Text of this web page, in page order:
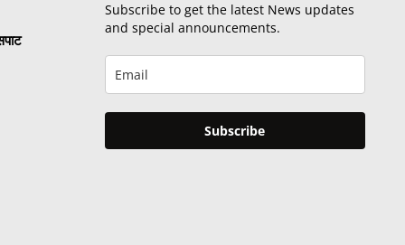
Subscribe to get the latest News updates
and special announcements.
Subscribe